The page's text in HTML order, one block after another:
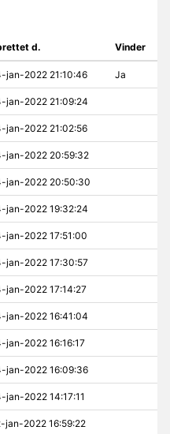
d. Vinder
jan-2022 21:10:46 Ja
jan-2022 21:09:24
jan-2022 21:02:56
jan-2022 20:59:32
jan-2022 20:50:30
jan-2022 19:32:24
jan-2022 17:51:00
jan-2022 17:30:57
jan-2022 17:14:27
jan-2022 16:41:04
jan-2022 16:16:17
jan-2022 16:09:36
jan-2022 14:17:11
jan-2022 16:59:22